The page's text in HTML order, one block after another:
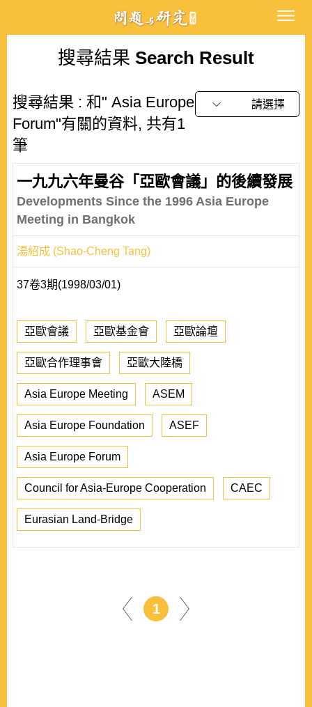
搜尋結果 Search Result
搜尋結果 : 和" Asia Europe
Forum"有關的資料, 共有1
筆
請選擇
一九九六年曼谷「亞歐會議」的後續發展
Developments Since the 1996 Asia Europe
Meeting in Bangkok
湯紹成 (Shao-Cheng Tang)
37卷3期(1998/03/01)
亞歐會議 亞歐基金會 亞歐論壇
亞歐合作理事會 亞歐大陸橋
Asia Europe Meeting ASEM
Asia Europe Foundation ASEF
Asia Europe Forum
Council for Asia-Europe Cooperation CAEC
Eurasian Land-Bridge
1